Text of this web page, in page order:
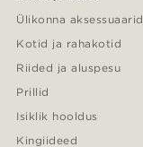
Ülikonna aksessuaarid
Kotid ja rahakotid
Riided ja aluspesu
Prillid
Isiklik hooldus
Kingiideed